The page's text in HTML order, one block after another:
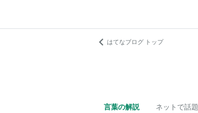
はてなブログ トップ
言葉の解説 ネットで話題